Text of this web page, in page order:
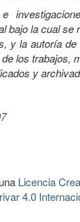
bajo la cual se
y la autoría
los trabajos,
y
Licencia
4.0